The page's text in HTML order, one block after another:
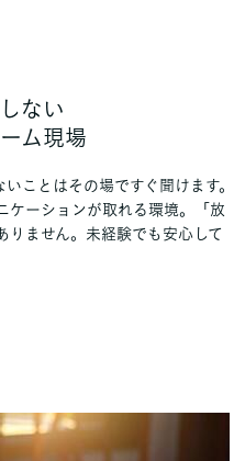
ない
ム現場
ことはその場ですぐ聞けます。
ケーションが取れる環境。「放
りません。未経験でも安心して